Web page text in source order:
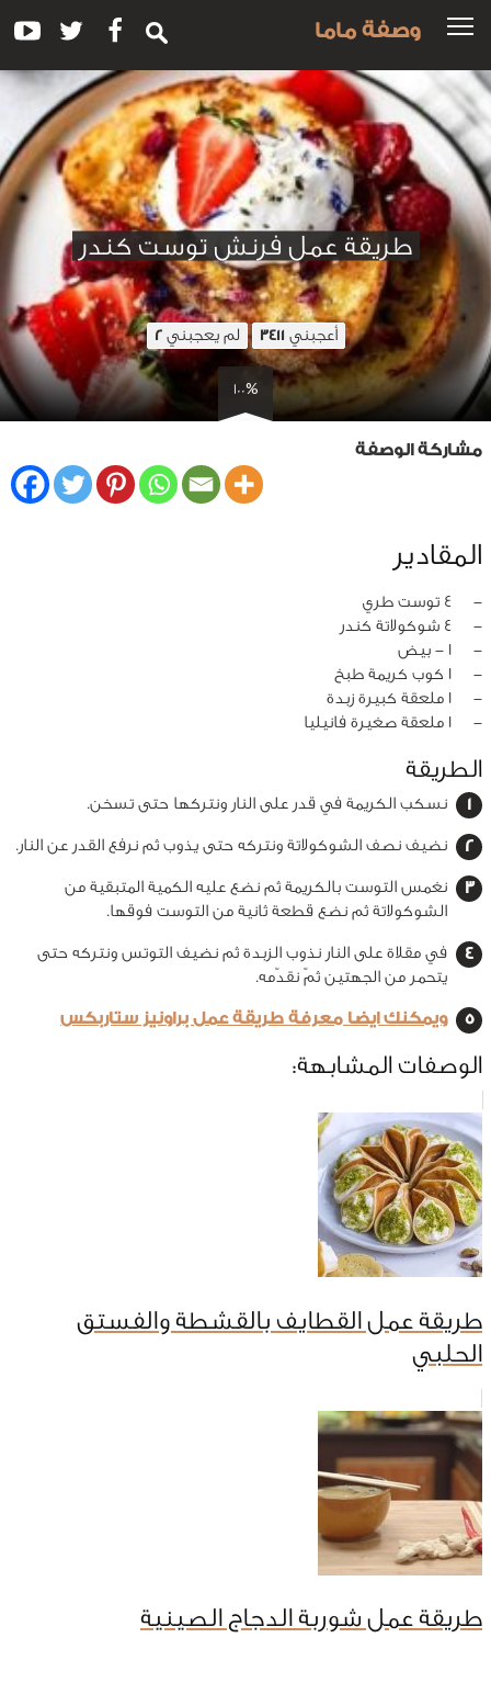
وصفة ماما
طريقة عمل فرنش توست كندر
أعجبني 3411 لم يعجبني2
100%
مشاركة الوصفة
المقادير
‏-
4 توست طري
‏-
4 شوكولاتة كندر
‏-
1 - بيض
‏-
1 كوب كريمة طبخ
‏-
1 ملعقة كبيرة زبدة
‏-
1 ملعقة صغيرة فانيليا
الطريقة
نسكب الكريمة في قدر على النار ونتركها حتى تسخن.
نضيف نصف الشوكولاتة ونتركه حتى يذوب ثم نرفع القدر عن النار.
نغمس التوست بالكريمة ثم نضع عليه الكمية المتبقية من
الشوكولاتة ثم نضع قطعة ثانية من التوست فوقها.
في مقلاة على النار نذوب الزبدة ثم نضيف التوتس ونتركه حتى
يتحمر من الجهتين ثمّ نقدّمه.
ويمكنك ايضا معرفة طريقة عمل براونيز ستاربكس
الوصفات المشابهة:
طريقة عمل القطايف بالقشطة والفستق
الحلبي
طريقة عمل شوربة الدجاج الصينية